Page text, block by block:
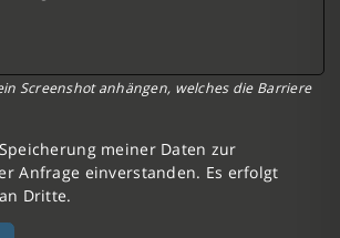
Screenshot anhängen, welches die Barriere
meiner Daten zur
Anfrage einverstanden. Es erfolgt
Dritte.